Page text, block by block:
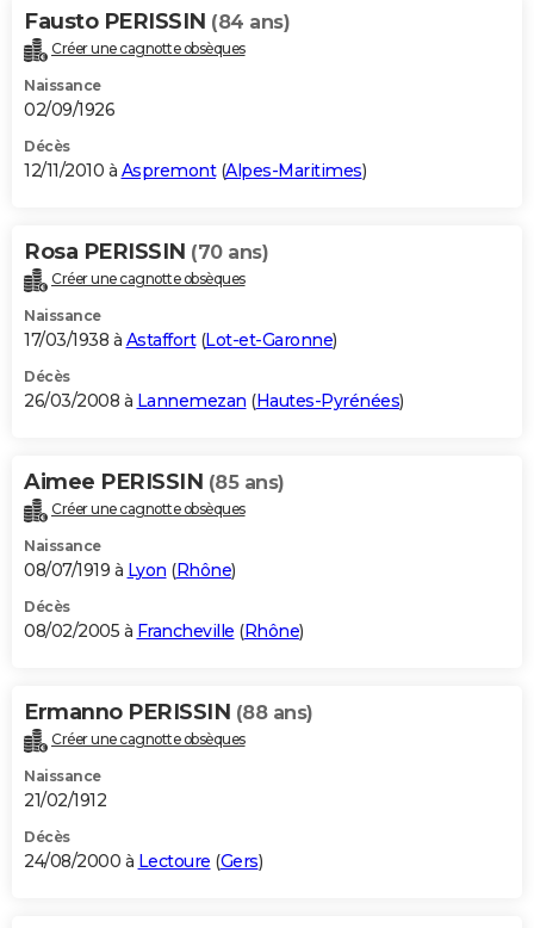
Fausto PERISSIN (84 ans)
Créer une cagnotte obsèques
Naissance
02/09/1926
Décès
12/11/2010 à Aspremont(Alpes-Maritimes)
Rosa PERISSIN (70 ans)
Créer une cagnotte obsèques
Naissance
17/03/1938 à Astaffort(Lot-et-Garonne)
Décès
26/03/2008 à Lannemezan (Hautes-Pyrénées)
Aimee PERISSIN (85 ans)
Créer une cagnotte obsèques
Naissance
08/07/1919 à Lyon (Rhône)
Décès
08/02/2005 à Francheville (Rhône)
Ermanno PERISSIN (88 ans)
Créer une cagnotte obsèques
Naissance
21/02/1912
Décès
24/08/2000 à Lectoure (Gers)